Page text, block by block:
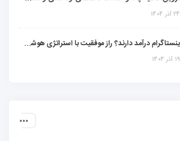
آیا پیجهای اینستاگرام درآمد دارند؟ راز موفقیت با استراتژی هوشمندانه